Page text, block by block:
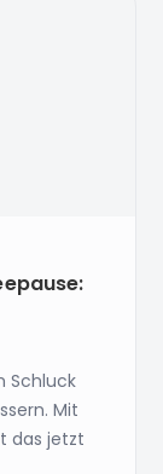
Schluck
Mit
das jetzt